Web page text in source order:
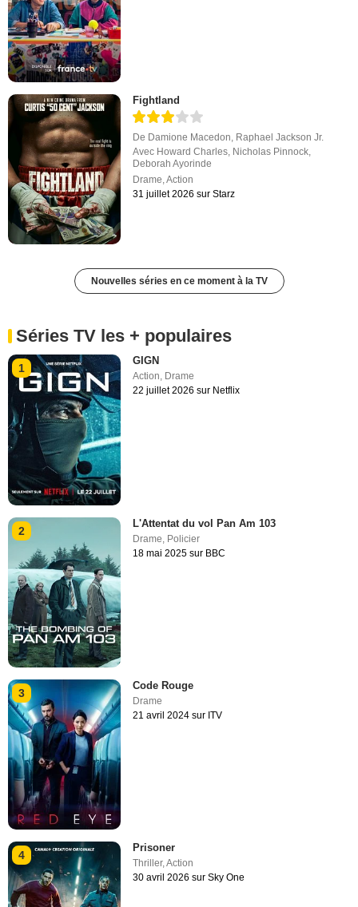
Fightland
De Damione Macedon, Raphael Jackson Jr.
Avec Howard Charles, Nicholas Pinnock,
Deborah Ayorinde
Drame,Action
31 juillet 2026 sur Starz
Nouvelles séries en ce moment à la TV
Séries TV les + populaires
1
GIGN
Action, Drame
22 juillet 2026 sur Netflix
2
L'Attentat du vol Pan Am 103
Drame Policier
18 mai 2025 sur BBC
3
Code Rouge
Drame
21 avril 2024 sur ITV
4
Prisoner
Thriller,Action
30 avril 2026 sur Sky One